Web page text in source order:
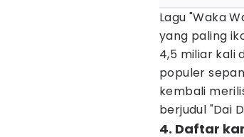
Lagu "Waka
yang paling
4,5 miliar kali
populer
kembali
berjudul "Dai
4. Daftar